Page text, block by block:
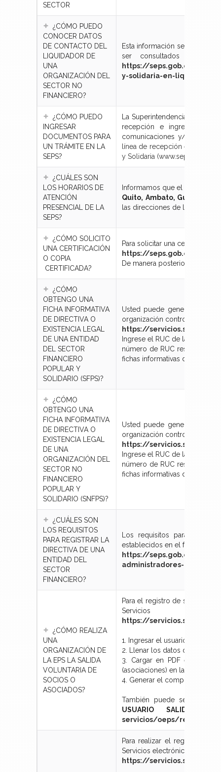
SECTOR
¿CÓMO PUEDO
CONOCER DATOS
DE CONTACTO DEL
LIQUIDADOR DE
UNA
ORGANIZACIÓN DEL
SECTOR NO
FINANCIERO?
Esta información se
ser consultados en el
https://seps.gob.ec/
y-solidaria-en-liquidacion/
¿CÓMO PUEDO
INGRESAR
DOCUMENTOS PARA
UN TRÁMITE EN LA
SEPS?
La Superintendencia de
recepción e ingreso
comunicaciones y/o
línea de recepción e ingreso
y Solidaria (www.seps.gob.ec)
¿CUÁLES SON
LOS HORARIOS DE
ATENCIÓN
PRESENCIAL DE LA
SEPS?
Informamos que el horario
Quito, Ambato, Guayaquil,
las direcciones de las oficinas
¿CÓMO SOLICITO
UNA CERTIFICACIÓN
O COPIA
CERTIFICADA?
Para solicitar una
https://seps.gob.ec/
De manera posterior remitir a
¿CÓMO
OBTENGO UNA
FICHA INFORMATIVA
DE DIRECTIVA O
EXISTENCIA LEGAL
DE UNA ENTIDAD
DEL SECTOR
FINANCIERO
POPULAR Y
SOLIDARIO (SFPS)?
Usted puede generar la
organización controlada por
https://
Ingrese el RUC de la entidad
número de RUC resaltado
fichas informativas de
¿CÓMO
OBTENGO UNA
FICHA INFORMATIVA
DE DIRECTIVA O
EXISTENCIA LEGAL
DE UNA
ORGANIZACIÓN DEL
SECTOR NO
FINANCIERO
POPULAR Y
SOLIDARIO (SNFPS)?
Usted puede generar la
organización controlada por
https://
Ingrese el RUC de la entidad
número de RUC resaltado
fichas informativas de
¿CUÁLES SON
LOS REQUISITOS
PARA REGISTRAR LA
DIRECTIVA DE UNA
ENTIDAD DEL
SECTOR
FINANCIERO?
Los requisitos para el
establecidos en el formulario
https://seps.gob.ec/
administradores-de-las-
¿CÓMO REALIZA
UNA
ORGANIZACIÓN DE
LA EPS LA SALIDA
VOLUNTARIA DE
SOCIOS O
ASOCIADOS?
Para el registro de salida
Servicios
https://
1. Ingresar el usuario y
2. Llenar los datos de la
3. Cargar en PDF el acta
(asociaciones) en la que se
4. Generar el comprobante de
También puede seguir las
USUARIO SALIDA
servicios/oeps/registro-
Para realizar el registro de
Servicios electrónicos en el
https://